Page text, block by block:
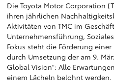
Die Toyota Motor Corporation
ihren jährlichen
Aktivitäten von TMC im
Unternehmensführung,
Fokus steht die Förderung
durch Umsetzung der am 9.
Global Vision": Alle
einem Lächeln belohnt werden.